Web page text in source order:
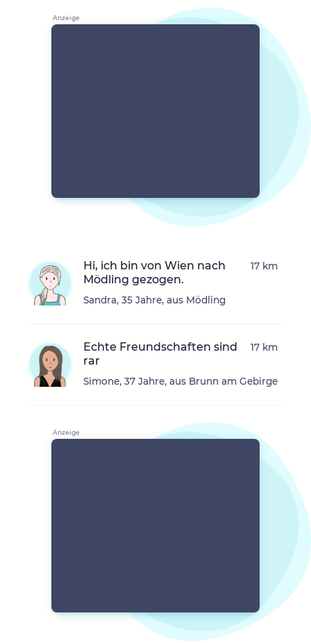
Hi, ich bin von Wien nach
Mödling gezogen.
Sandra, 35 Jahre, aus Mödling
17 km
Echte Freundschaften sind
rar
Simone, 37 Jahre, aus Brunn am Gebirge
17 km